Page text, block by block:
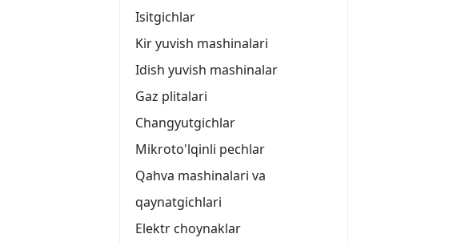
Isitgichlar
Kir yuvish mashinalari
Idish yuvish mashinalar
Gaz plitalari
Changyutgichlar
Mikroto'lqinli pechlar
Qahva mashinalari va
qaynatgichlari
Elektr choynaklar